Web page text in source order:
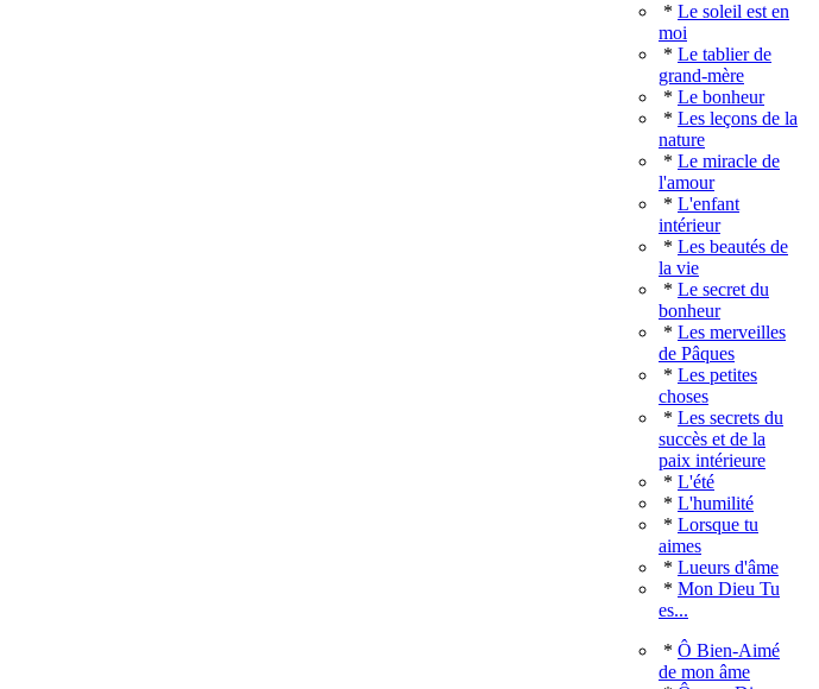
* Le soleil est en
moi
* Le tablier de
grand-mère
* Le bonheur
* Les leçons de la
nature
* Le miracle de
l'amour
* L'enfant
intérieur
* Les beautés de
la vie
* Le secret du
bonheur
* Les merveilles
de Pâques
* Les petites
choses
* Les secrets du
succès et de la
paix intérieure
* L'été
* L'humilité
* Lorsque tu
aimes
* Lueurs d'âme
* Mon Dieu Tu
es...
* Ô Bien-Aimé
de mon âme